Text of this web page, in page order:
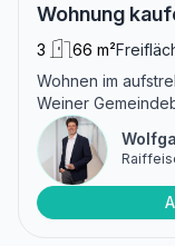
Wohnung
3 66 m²
Wohnen im
Weiner